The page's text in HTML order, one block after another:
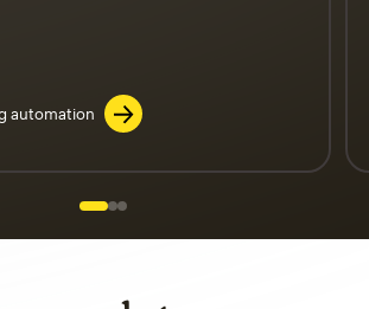
automation
Slide 1 of 3
Go to slide 2 of 3
Go to slide 3 of 3